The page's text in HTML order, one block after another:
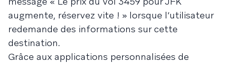
augmente, réservez vite ! » lorsque l’utilisateur
redemande des informations sur cette
destination.
Grâce aux applications personnalisées de